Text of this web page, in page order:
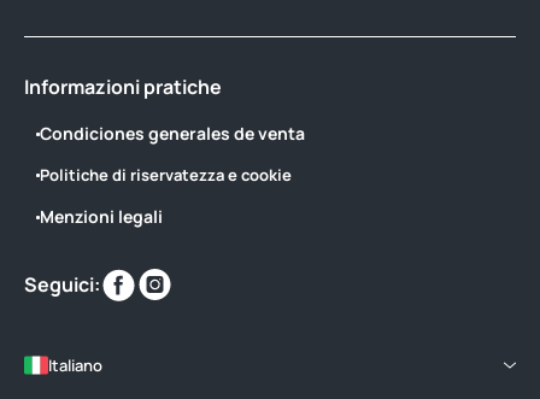
Informazioni pratiche
Condiciones generales de venta
Politiche di riservatezza e cookie
Menzioni legali
Seguici:
Trovaci
su
Italiano